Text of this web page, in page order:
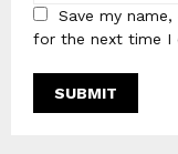
Save my
for the next time I